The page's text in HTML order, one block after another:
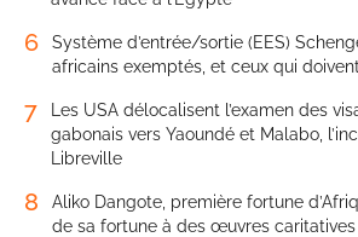
6
Système d’entrée/sortie (EES)
africains exemptés, et ceux qui
7
Les USA délocalisent l’examen des
gabonais vers Yaoundé et Malabo,
Libreville
8
Aliko Dangote, première fortune
de sa fortune à des œuvres caritatives